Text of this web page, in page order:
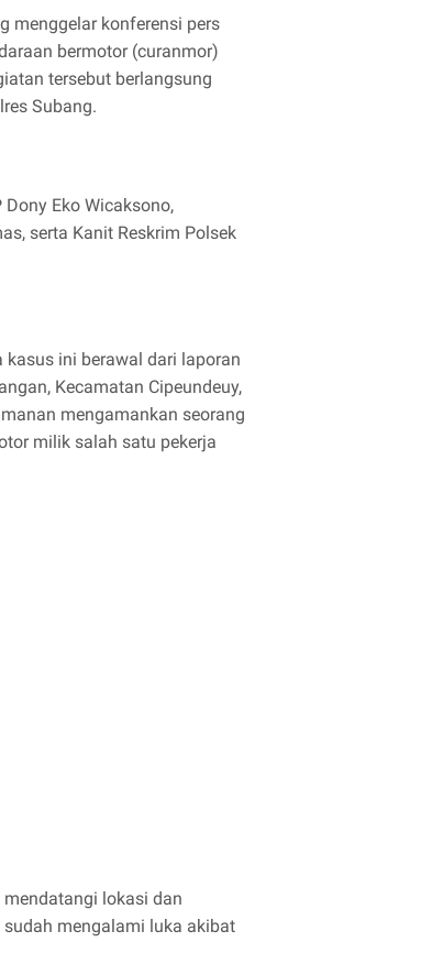
menggelar konferensi pers
bermotor (curanmor)
tersebut berlangsung
Subang.
Eko Wicaksono,
serta Kanit Reskrim Polsek
ini berawal dari laporan
Kecamatan Cipeundeuy,
mengamankan seorang
milik salah satu pekerja
mendatangi lokasi dan
mengalami luka akibat